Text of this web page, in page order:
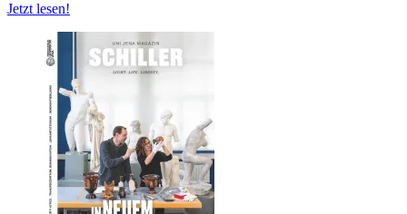
Jetzt lesen!